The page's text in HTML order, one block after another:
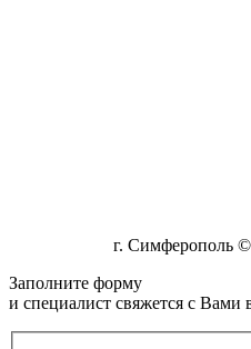
г. Симферополь
Заполните форму
и специалист свяжется с Вами